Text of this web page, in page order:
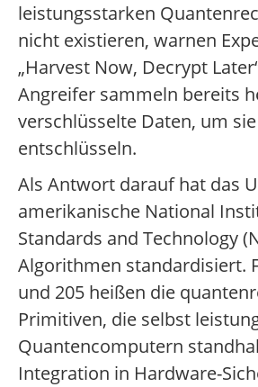
leistungsstarken
nicht existieren, warnen
„Harvest Now, Decrypt
Angreifer sammeln bereits
verschlüsselte Daten, um
entschlüsseln.
Als Antwort darauf hat das
amerikanische National
Standards and Technology
Algorithmen standardisiert.
und 205 heißen die
Primitiven, die selbst
Quantencomputern
Integration in Hardware-